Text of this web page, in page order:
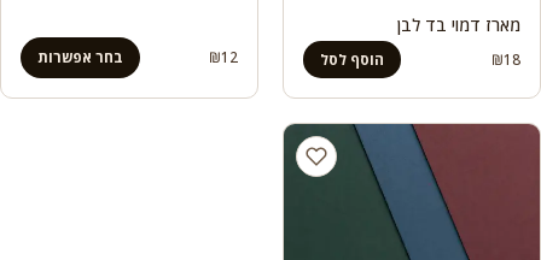
מארז דמוי בד לבן
₪18 הוסף לסל ₪12 בחר אפשרות